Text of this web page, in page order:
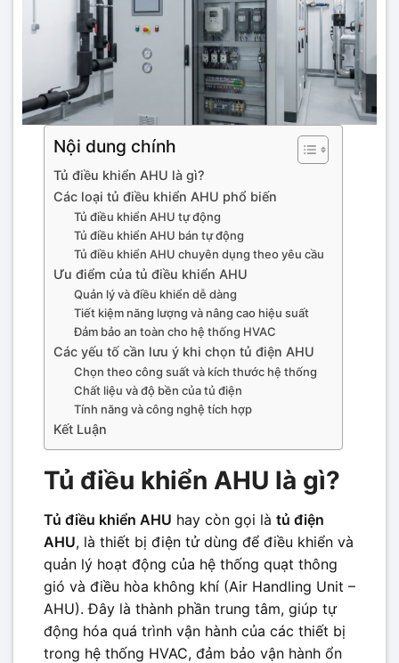
Nội dung chính
Tủ điều khiển AHU là gì?
Các loại tủ điều khiển AHU phổ biến
Tủ điều khiển AHU tự động
Tủ điều khiển AHU bán tự động
Tủ điều khiển AHU chuyên dụng theo yêu cầu
Ưu điểm của tủ điều khiển AHU
Quản lý và điều khiển dễ dàng
Tiết kiệm năng lượng và nâng cao hiệu suất
Đảm bảo an toàn cho hệ thống HVAC
Các yếu tố cần lưu ý khi chọn tủ điện AHU
Chọn theo công suất và kích thước hệ thống
Chất liệu và độ bền của tủ điện
Tính năng và công nghệ tích hợp
Kết Luận
Tủ điều khiển AHU là gì?
Tủ điều khiển AHU hay còn gọi là tủ điện
AHU, là thiết bị điện tử dùng để điều khiển và
quản lý hoạt động của hệ thống quạt thông
gió và điều hòa không khí (Air Handling Unit –
AHU). Đây là thành phần trung tâm, giúp tự
động hóa quá trình vận hành của các thiết bị
trong hệ thống HVAC, đảm bảo vận hành ổn